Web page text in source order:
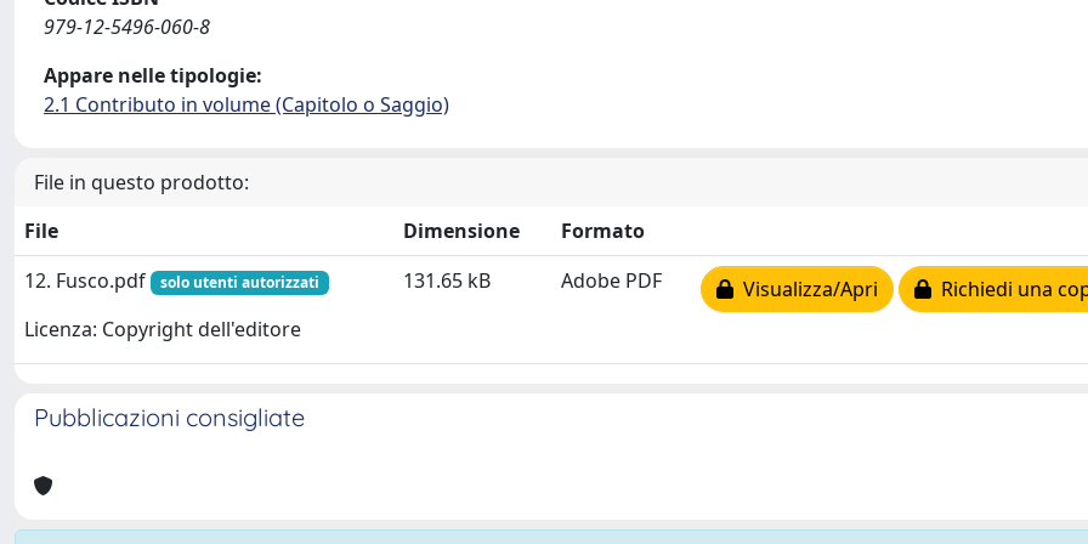
979-12-5496-060-8
Appare nelle tipologie:
2.1 Contributo in volume (Capitolo o Saggio)
File in questo prodotto:
File
Dimensione
Formato
12. Fusco.pdf
solo utenti autorizzati
Licenza: Copyright dell'editore
131.65 kB Adobe PDF Visualizza/Apri Richiedi una
Pubblicazioni consigliate